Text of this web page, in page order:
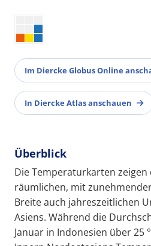
Im Diercke Globus Online
In Diercke Atlas anschauen
Überblick
Die Temperaturkarten zeigen
räumlichen, mit
Breite auch jahreszeitlichen
Asiens. Während die
Januar in Indonesien über 25